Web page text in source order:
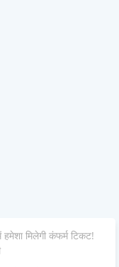
मिलेगी कंफर्म टिकट!